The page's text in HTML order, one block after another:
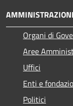
Organi di
Aree
Uffici
Enti e
Politici